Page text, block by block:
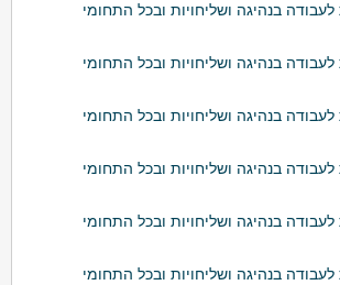
בנהיגה ושליחויות ובכל התחומי
בנהיגה ושליחויות ובכל התחומי
בנהיגה ושליחויות ובכל התחומי
בנהיגה ושליחויות ובכל התחומי
בנהיגה ושליחויות ובכל התחומי
בנהיגה ושליחויות ובכל התחומי